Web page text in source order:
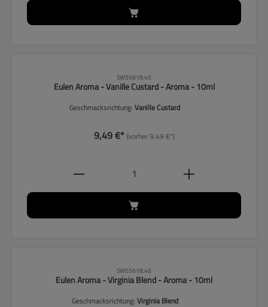
SW55618.45
Eulen Aroma - Vanille Custard - Aroma - 10ml
Geschmacksrichtung:Vanille Custard
9,49 €* (vorher 9,49 €*)
Produkt Anzahl: Gib den
SW55618.46
Eulen Aroma - Virginia Blend - Aroma - 10ml
Geschmacksrichtung: Virginia Blend